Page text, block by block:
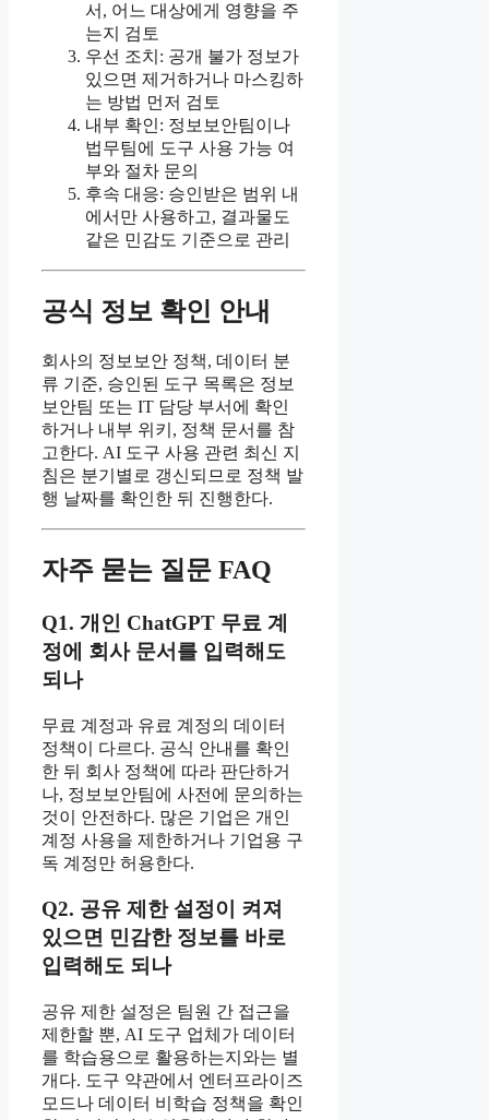
서, 어느 대상에게 영향을 주
는지 검토
우선 조치: 공개 불가 정보가
있으면 제거하거나 마스킹하
는 방법 먼저 검토
내부 확인: 정보보안팀이나
법무팀에 도구 사용 가능 여
부와 절차 문의
후속 대응: 승인받은 범위 내
에서만 사용하고, 결과물도
같은 민감도 기준으로 관리
공식 정보 확인 안내
회사의 정보보안 정책, 데이터 분
류 기준, 승인된 도구 목록은 정보
보안팀 또는 IT 담당 부서에 확인
하거나 내부 위키, 정책 문서를 참
고한다. AI 도구 사용 관련 최신 지
침은 분기별로 갱신되므로 정책 발
행 날짜를 확인한 뒤 진행한다.
자주 묻는 질문 FAQ
Q1. 개인 ChatGPT 무료 계
정에 회사 문서를 입력해도
되나
무료 계정과 유료 계정의 데이터
정책이 다르다. 공식 안내를 확인
한 뒤 회사 정책에 따라 판단하거
나, 정보보안팀에 사전에 문의하는
것이 안전하다. 많은 기업은 개인
계정 사용을 제한하거나 기업용 구
독 계정만 허용한다.
Q2. 공유 제한 설정이 켜져
있으면 민감한 정보를 바로
입력해도 되나
공유 제한 설정은 팀원 간 접근을
제한할 뿐, AI 도구 업체가 데이터
를 학습용으로 활용하는지와는 별
개다. 도구 약관에서 엔터프라이즈
모드나 데이터 비학습 정책을 확인